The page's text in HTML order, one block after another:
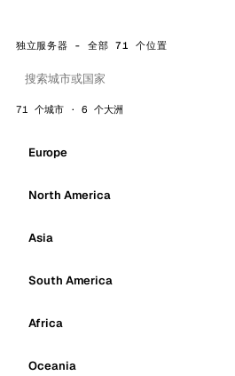
独立服务器 - 全部 71 个位置
71 个城市 · 6 个大洲
Europe
North America
Asia
South America
Africa
Oceania